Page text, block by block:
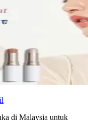
di Malaysia untuk